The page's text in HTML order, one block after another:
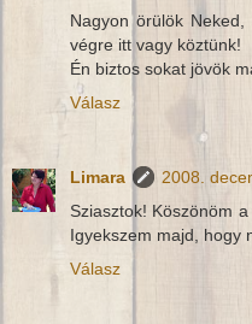
Nagyon örülök
végre itt vagy köztünk!
Én biztos sokat jövök
Válasz
Limara
2008.
Sziasztok! Köszönöm
Igyekszem majd, hogy
Válasz